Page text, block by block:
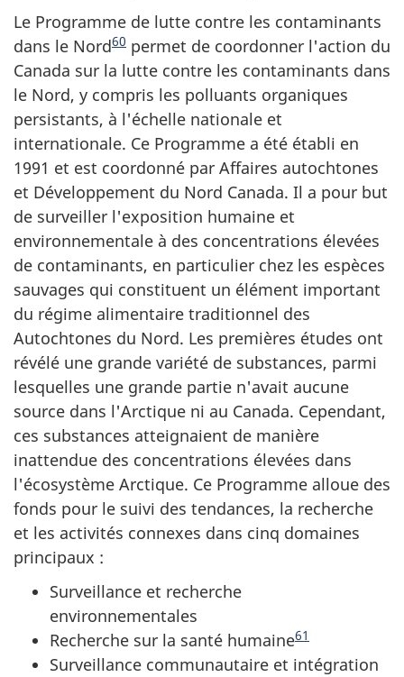
Le Programme de lutte contre les contaminants
dans le Nord60 permet de coordonner l'action du
Canada sur la lutte contre les contaminants dans
le Nord, y compris les polluants organiques
persistants, à l'échelle nationale et
internationale. Ce Programme a été établi en
1991 et est coordonné par Affaires autochtones
et Développement du Nord Canada. Il a pour but
de surveiller l'exposition humaine et
environnementale à des concentrations élevées
de contaminants, en particulier chez les espèces
sauvages qui constituent un élément important
du régime alimentaire traditionnel des
Autochtones du Nord. Les premières études ont
révélé une grande variété de substances, parmi
lesquelles une grande partie n'avait aucune
source dans l'Arctique ni au Canada. Cependant,
ces substances atteignaient de manière
inattendue des concentrations élevées dans
l'écosystème Arctique. Ce Programme alloue des
fonds pour le suivi des tendances, la recherche
et les activités connexes dans cinq domaines
principaux :
Surveillance et recherche
environnementales
Recherche sur la santé humaine61
Surveillance communautaire et intégration